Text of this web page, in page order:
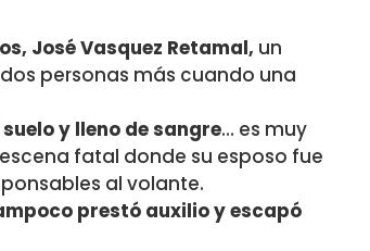
José Vasquez Retamal, un
personas más cuando una
y lleno de sangre… es muy
fatal donde su esposo fue
al volante.
prestó auxilio y escapó